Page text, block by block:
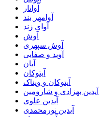
آواتار
آوامهر بند
آوای زند
آوش
آوش سپهری
آوید و صفایی
آیان
آیتوکان
آیتوکان و ویناک
آیدین بهزادی و شارومین
آیدین علوی
آیدین نورمحمدی